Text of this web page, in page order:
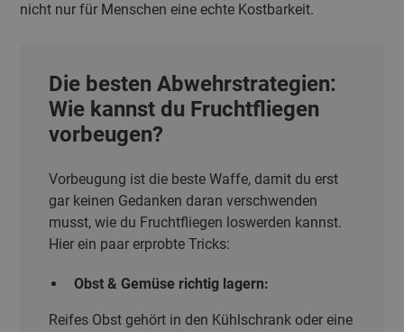
nicht nur für Menschen eine echte Kostbarkeit.
Die besten Abwehrstrategien:
Wie kannst du Fruchtfliegen
vorbeugen?
Vorbeugung ist die beste Waffe, damit du erst
gar keinen Gedanken daran verschwenden
musst, wie du Fruchtfliegen loswerden kannst.
Hier ein paar erprobte Tricks:
Obst & Gemüse richtig lagern:
Reifes Obst gehört in den Kühlschrank oder eine